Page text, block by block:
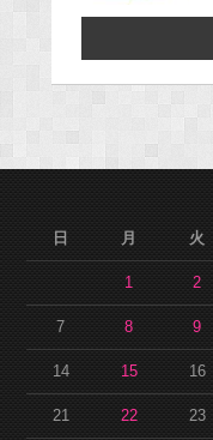
日
月 火
1 2
7 8 9
14 15 16
21 22 23